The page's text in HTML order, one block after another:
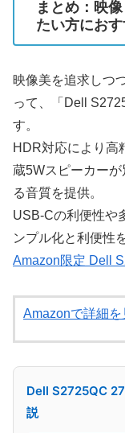
まとめ：映
たい方にお
映像美を追求しつ
って、「Dell
す。
HDR対応により高
蔵5Wスピーカー
る音質を提供。
USB-Cの利便性や
ンプル化と利便性
Amazon限定 Dell
Amazonで詳細を
Dell S2725QC
説